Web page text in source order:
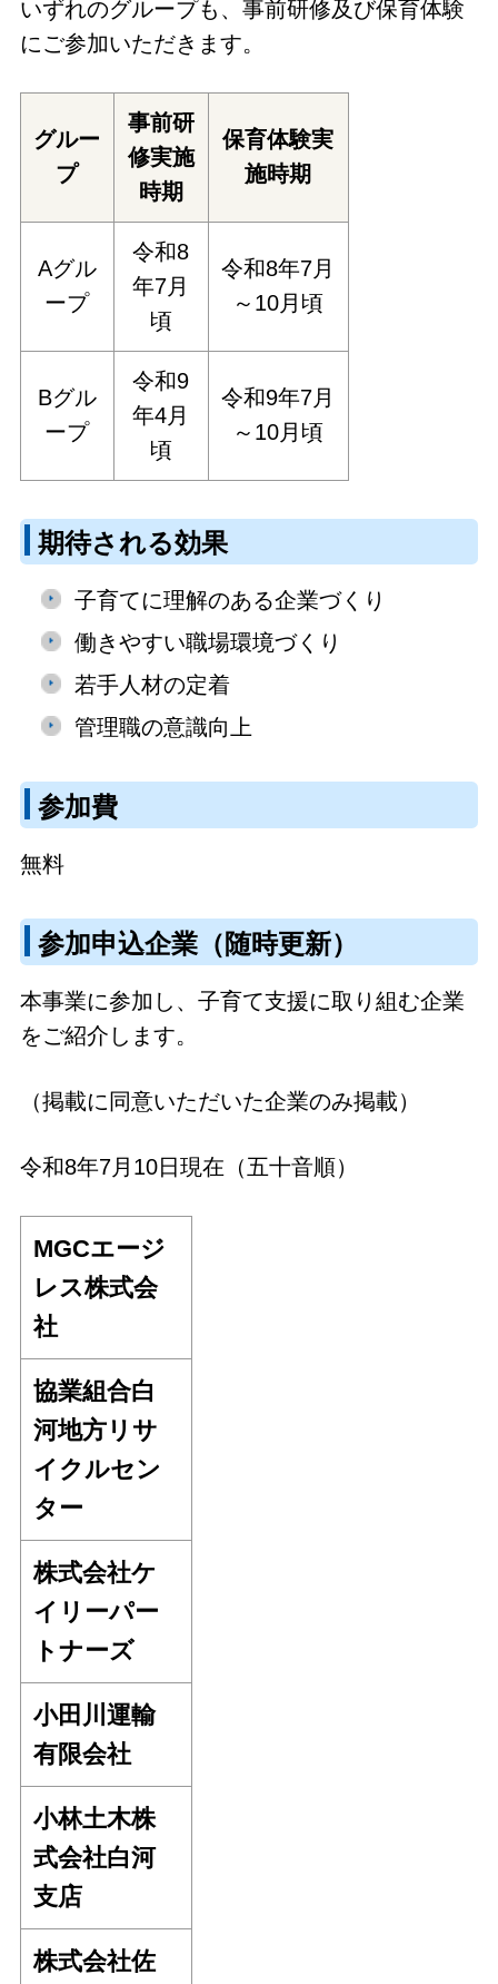
いずれのグループも、事前研修及び保育体験
にご参加いただきます。
グルー
プ
事前研
修実施
時期
保育体験実
施時期
Aグル
ープ
令和8
年7月
頃
令和8年7月
～10月頃
Bグル
ープ
令和9
年4月
頃
令和9年7月
～10月頃
期待される効果
子育てに理解のある企業づくり
働きやすい職場環境づくり
若手人材の定着
管理職の意識向上
参加費
無料
参加申込企業（随時更新）
本事業に参加し、子育て支援に取り組む企業
をご紹介します。
（掲載に同意いただいた企業のみ掲載）
令和8年7月10日現在（五十音順）
MGCエージ
レス株式会
社
協業組合白
河地方リサ
イクルセン
ター
株式会社ケ
イリーパー
トナーズ
小田川運輸
有限会社
小林土木株
式会社白河
支店
株式会社佐